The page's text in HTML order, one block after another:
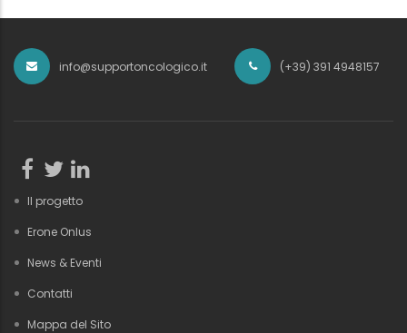
info@supportoncologico.it (+39) 391 4948157
Il progetto
Erone Onlus
News & Eventi
Contatti
Mappa del Sito